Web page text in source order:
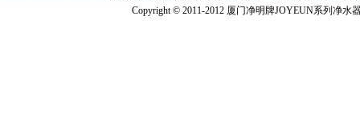
Copyright © 2011-2012 厦门净明牌JOYEUN系列净水